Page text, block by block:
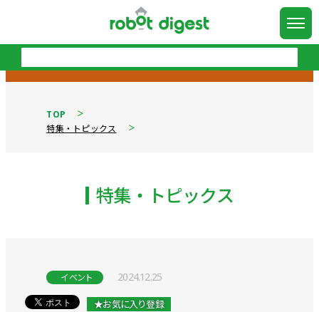
TOP
特集・トピックス
特集・トピックス
イベント 2024.12.25
★お気に入り登録